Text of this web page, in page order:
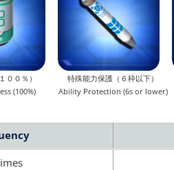
００％）
(100%)
特殊能力保護（６枠以下）
Ability Protection (6s or lower)